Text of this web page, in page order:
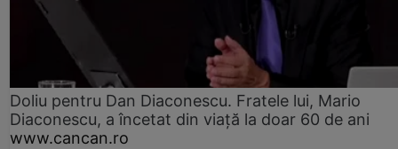
Doliu pentru Dan Diaconescu. Fratele lui, Mario
Diaconescu, a încetat din viață la doar 60 de ani
www.cancan.ro